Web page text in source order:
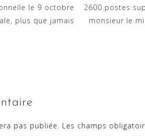
le 9 octobre
plus que jamais
2600 postes
monsieur le
pas publiée. Les champs